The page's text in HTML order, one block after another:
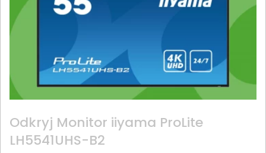
Odkryj Monitor iiyama ProLite
LH5541UHS-B2